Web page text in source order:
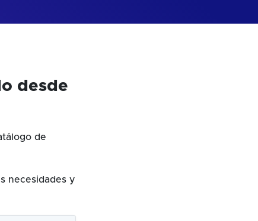
desde
de
necesidades y